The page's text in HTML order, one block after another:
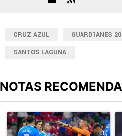
CRUZ AZUL GUARD1ANES
SANTOS LAGUNA
NOTAS
Un artículo de tendencia con el